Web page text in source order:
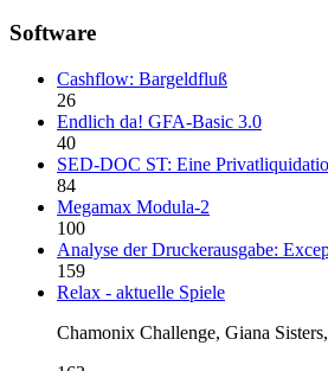
Software
Cashflow: Bargeldfluß
26
Endlich da! GFA-Basic 3.0
40
SED-DOC ST: Eine
84
Megamax Modula-2
100
Analyse der Druckerausgabe:
159
Relax - aktuelle Spiele
Chamonix Challenge, Giana